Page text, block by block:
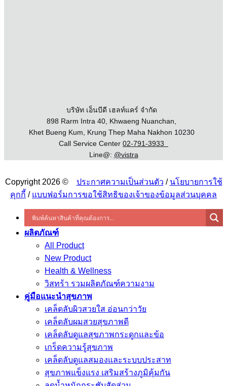
บริษัท เอ็นบีดี เฮลท์แคร์ จำกัด
898 Rarm Intra 40, Khwaeng Nuanchan,
Khet Bueng Kum, Krung Thep Maha Nakhon 10230
Call Service Center 02-791-3933
Line@: @vistra
Copyright 2026 © ประกาศความเป็นส่วนตัว / นโยบายการใช้
คุกกี้ / แบบฟอร์มการขอใช้สิทธิของเจ้าของข้อมูลส่วนบุคคล
ผลิตภัณฑ์
All Product
New Product
Health & Wellness
วิสทร้า รวมผลิตภัณฑ์ความงาม
คู่มือแนะนำสุขภาพ
เคล็ดลับผิวสวยใส อ่อนกว่าวัย
เคล็ดลับผมสวยสุขภาพดี
เคล็ดลับดูแลสุขภาพกระดูกและข้อ
เกร็ดความรู้สุขภาพ
เคล็ดลับดูแลสมองและระบบประสาท
สุขภาพแข็งแรง เสริมสร้างภูมิคุ้มกัน